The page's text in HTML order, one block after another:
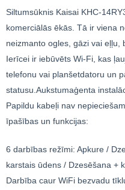
Siltumsūknis Kaisai KHC-
komerciālās ēkās. Tā ir viena
neizmanto ogles, gāzi vai eļļu,
Ierīcei ir iebūvēts Wi-Fi, kas
telefonu vai planšetdatoru un
statusu.Aukstumaģenta
Papildu kabeļi nav
īpašības un funkcijas:
6 darbības režīmi: Apkure /
karstais ūdens / Dzesēšana +
Darbība caur WiFi bezvadu